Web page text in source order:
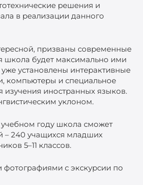
решения и
в реализации данного
призваны современные
школа будет максимально ими
установлены интерактивные
компьютеры и специальное
изучения иностранных языков.
уклоном.
году школа сможет
– 240 учащихся младших
5–11 классов.
с экскурсии по